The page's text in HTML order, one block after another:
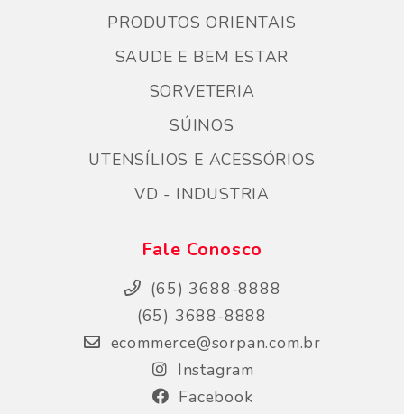
PRODUTOS ORIENTAIS
SAUDE E BEM ESTAR
SORVETERIA
SÚINOS
UTENSÍLIOS E ACESSÓRIOS
VD - INDUSTRIA
Fale Conosco
(65) 3688-8888
(65) 3688-8888
ecommerce@sorpan.com.br
Instagram
Facebook